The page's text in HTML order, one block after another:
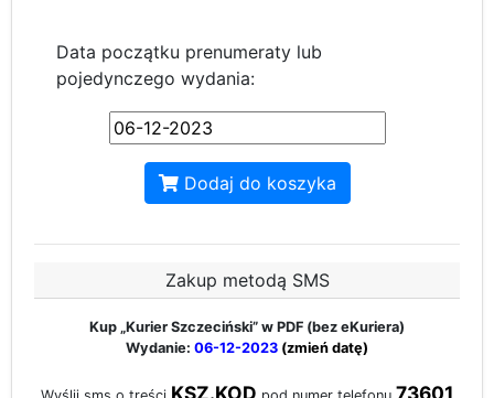
Data początku prenumeraty lub
pojedynczego wydania:
Dodaj do koszyka
Zakup metodą SMS
Kup „Kurier Szczeciński” w PDF (bez eKuriera)
Wydanie: 06-12-2023 (zmień datę)
KSZ.KOD 73601